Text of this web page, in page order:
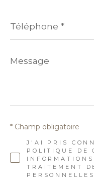
*
Message
*
J'AI PRIS
POLITIQUE DE
TRAITEMENT
* Champ obligatoire